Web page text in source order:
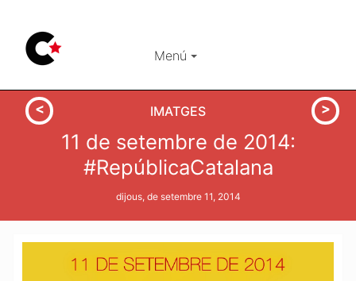
Menú
IMATGES
11 de setembre de 2014:
#RepúblicaCatalana
dijous, de setembre 11, 2014